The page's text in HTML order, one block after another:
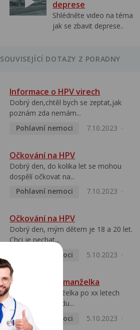
deprese
Shlédněte video na téma
jak se zbavit deprese..
SOUVISEJÍCÍ DOTAZY Z PORADNY
Informace o HPV virech
Dobrý den,chtěl bych se zeptat,jak
poznám zda nemám...
Pohlavní nemoci
7.10.2023
Očkování na HPV
Dobrý den, do kolika let se mohou
dospělí očkovat na...
Pohlavní nemoci
7.10.2023
Očkování na HPV
Dobrý den, mým dětem je 18 a 20 let.
Chci je nechat...
Pohlavní nemoci
5.10.2023
HPV pozitivní manželka
Dobrý den, manželka po xx letech
přivezla z Východu...
Pohlavní nemoci
5.10.2023